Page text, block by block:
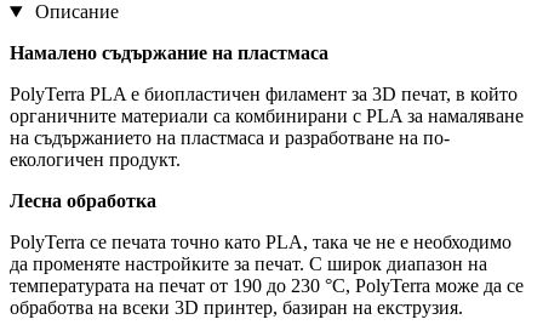
Описание
Намалено съдържание на пластмаса
PolyTerra PLA е биопластичен филамент за 3D печат, в който
органичните материали са комбинирани с PLA за намаляване
на съдържанието на пластмаса и разработване на по-
екологичен продукт.
Лесна обработка
PolyTerra се печата точно като PLA, така че не е необходимо
да променяте настройките за печат. С широк диапазон на
температурата на печат от 190 до 230 °C, PolyTerra може да се
обработва на всеки 3D принтер, базиран на екструзия.